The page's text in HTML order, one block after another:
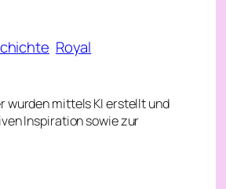
Royal
wurden mittels KI erstellt und
Inspiration sowie zur